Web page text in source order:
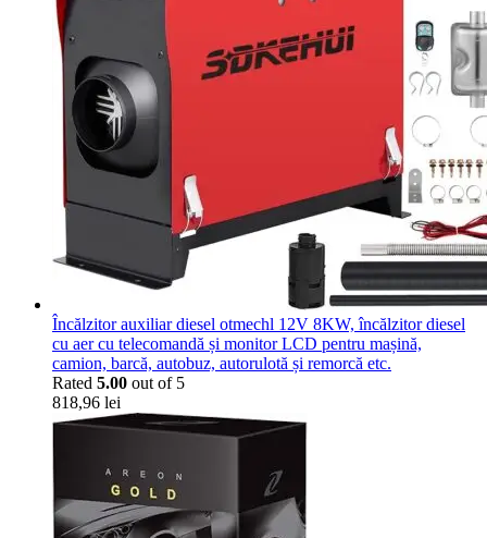
Încălzitor auxiliar diesel otmechl 12V 8KW, încălzitor diesel
cu aer cu telecomandă și monitor LCD pentru mașină,
camion, barcă, autobuz, autorulotă și remorcă etc.
Rated 5.00 out of 5
818,96 lei